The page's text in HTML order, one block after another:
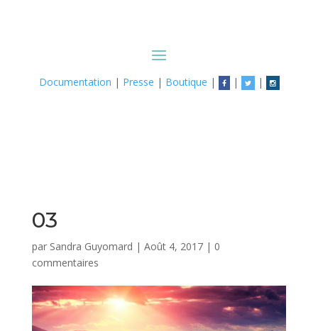
Documentation | Presse | Boutique | | |
03
par Sandra Guyomard | Août 4, 2017| 0
commentaires